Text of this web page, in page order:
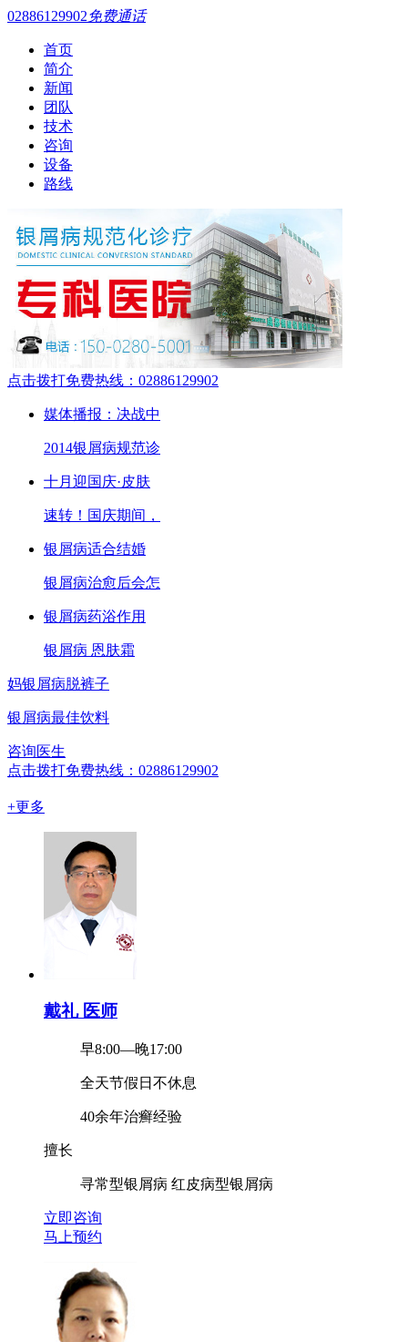
02886129902免费通话
首页
简介
新闻
团队
技术
咨询
设备
路线
点击拨打免费热线：02886129902
媒体播报：决战中
2014银屑病规范诊
十月迎国庆·皮肤
速转！国庆期间，
银屑病适合结婚
银屑病治愈后会怎
银屑病药浴作用
银屑病 恩肤霜
妈银屑病脱裤子
银屑病最佳饮料
咨询医生
点击拨打免费热线：02886129902
+更多
戴礼 医师
早8:00—晚17:00
全天节假日不休息
40余年治癣经验
擅长
寻常型银屑病 红皮病型银屑病
立即咨询
马上预约